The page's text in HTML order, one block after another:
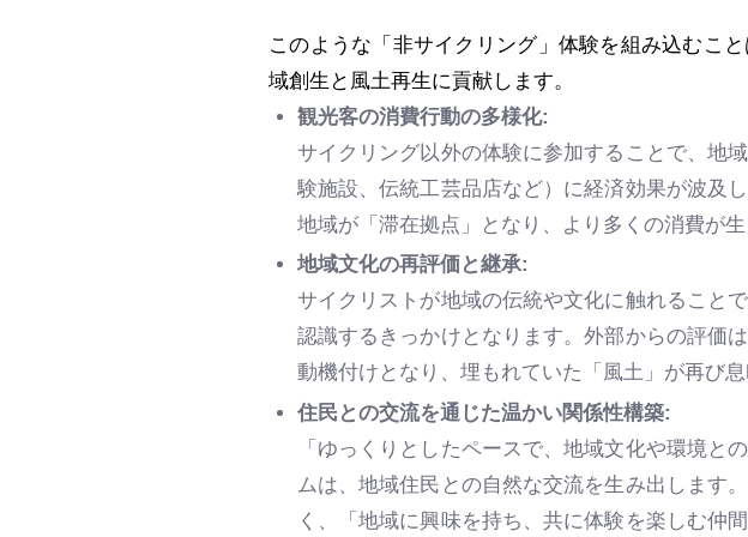
このような「非サイクリング」体験を組み込むこ
域創生と風土再生に貢献します。
観光客の消費行動の多様化:
サイクリング以外の体験に参加することで、地
験施設、伝統工芸品店など）に経済効果が波及
地域が「滞在拠点」となり、より多くの消費が生
地域文化の再評価と継承:
サイクリストが地域の伝統や文化に触れること
認識するきっかけとなります。外部からの評価
動機付けとなり、埋もれていた「風土」が再び
住民との交流を通じた温かい関係性構築:
「ゆっくりとしたペースで、地域文化や環境と
ムは、地域住民との自然な交流を生み出します
く、「地域に興味を持ち、共に体験を楽しむ仲